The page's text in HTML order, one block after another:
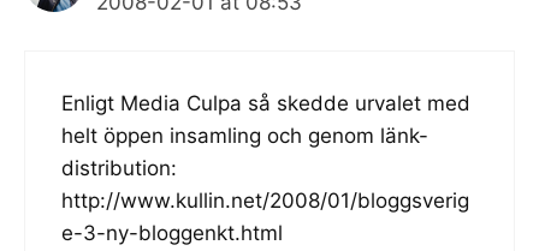
Enligt Media Culpa så skedde urvalet med
helt öppen insamling och genom länk-
distribution:
http://www.kullin.net/2008/01/bloggsverig
e-3-ny-bloggenkt.html